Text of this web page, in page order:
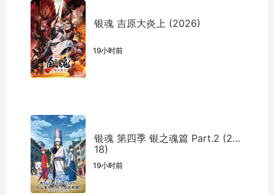
银魂 吉原大炎上 (2026)
19小时前
银魂 第四季 银之魂篇 Part.2 (20
18)
19小时前